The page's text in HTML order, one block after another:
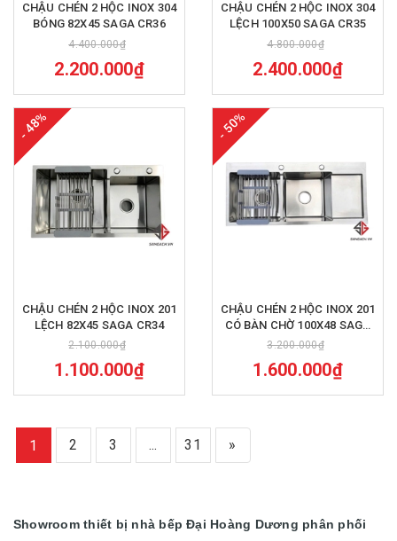
CHẬU CHÉN 2 HỘC INOX 304
BÓNG 82X45 SAGA CR36
4.400.000₫
2.200.000₫
CHẬU CHÉN 2 HỘC INOX 304
LỆCH 100X50 SAGA CR35
4.800.000₫
2.400.000₫
- 48%
CHẬU CHÉN 2 HỘC INOX 201
LỆCH 82X45 SAGA CR34
2.100.000₫
1.100.000₫
- 50%
CHẬU CHÉN 2 HỘC INOX 201
CÓ BÀN CHỜ 100X48 SAGA
CR33
3.200.000₫
1.600.000₫
1 2 3 ... 31 »
Showroom thiết bị nhà bếp Đại Hoàng Dương phân phối